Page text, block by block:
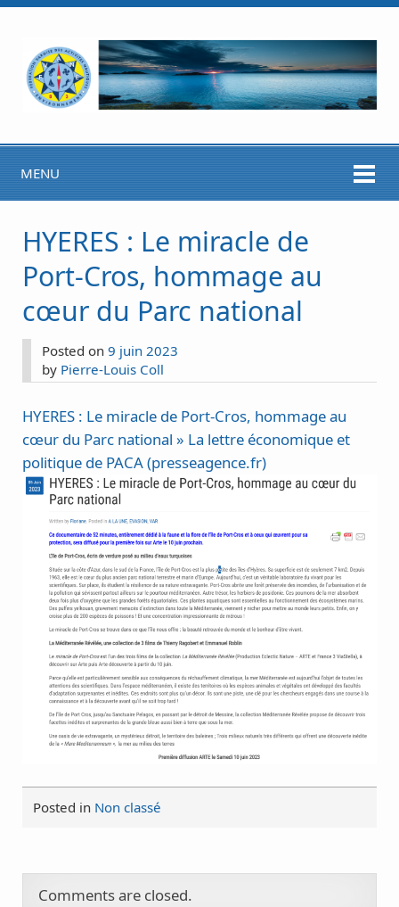
MENU
HYERES : Le miracle de
Port-Cros, hommage au
cœur du Parc national
Posted on9 juin 2023
by Pierre-Louis Coll
HYERES : Le miracle de Port-Cros, hommage au
cœur du Parc national » La lettre économique et
politique de PACA (presseagence.fr):
HYERES
Le
de
Port-
Cros,
cœur
du
Parc
Posted in Non classé
Comments are closed.